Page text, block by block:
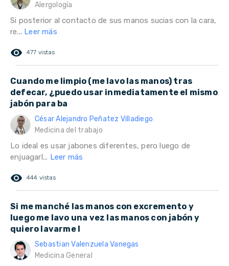
Alergología
Si posterior al contacto de sus manos sucias con la cara,
re... Leer más
remove_red_eye 477 vistas
Cuando me limpio (me lavo las manos) tras
defecar, ¿puedo usar inmediatamente el mismo
jabón para ba
César Alejandro Peñatez Villadiego
Medicina del trabajo
Lo ideal es usar jabones diferentes, pero luego de
enjuagarl... Leer más
remove_red_eye 444 vistas
Si me manché las manos con excremento y
luego me lavo una vez las manos con jabón y
quiero lavarme l
Sebastian Valenzuela Vanegas
Medicina General